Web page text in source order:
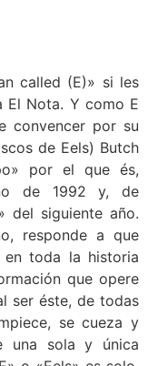
called (E)» si les
El Nota. Y como E
convencer por su
de Eels) Butch
por el que és,
de 1992 y, de
del siguiente año.
responde a que
toda la historia
que opere
ser éste, de todas
se cueza y
una sola y única